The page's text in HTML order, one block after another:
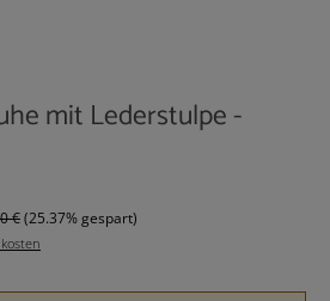
mit Lederstulpe -
€(25.37% gespart)